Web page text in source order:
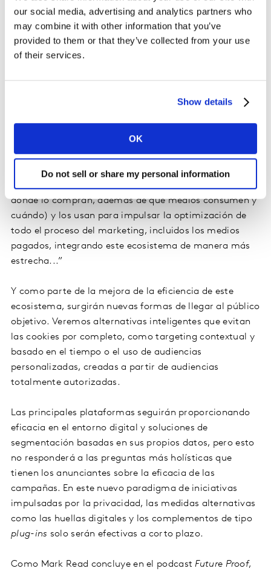
our social media, advertising and analytics partners who
may combine it with other information that you’ve
provided to them or that they’ve collected from your use
of their services.
Show details
OK
Do not sell or share my personal information
visión parcial de los resultados de sus campañas. Las
integraciones directas con los medios permiten
recopilar datos de exposición deterministas de
panelistas autorizados de forma anónima, respetando
los medios no estén preparados, los modelos
Future Proof
Read, habló sobre datos y afirmó lo siguiente: "Los
clientes pueden utilizar los insights que tienen sobre
sus propios consumidores (sobre lo que compran
dónde lo compran, además de qué medios consumen y
cuándo) y los usan para impulsar la optimización de
todo el proceso del marketing, incluidos los medios
pagados, integrando este ecosistema de manera más
estrecha...”
Y como parte de la mejora de la eficiencia de este
ecosistema, surgirán nuevas formas de llegar al público
objetivo. Veremos alternativas inteligentes que evitan
las cookies por completo, como targeting contextual y
basado en el tiempo o el uso de audiencias
personalizadas, creadas a partir de audiencias
totalmente autorizadas.
Las principales plataformas seguirán proporcionando
eficacia en el entorno digital y soluciones de
segmentación basadas en sus propios datos, pero esto
no responderá a las preguntas más holísticas que
tienen los anunciantes sobre la eficacia de las
campañas. En este nuevo paradigma de iniciativas
impulsadas por la privacidad, las medidas alternativas
como las huellas digitales y los complementos de tipo
plug-ins solo serán efectivas a corto plazo.
Como Mark Read concluye en el podcastFuture Proof,